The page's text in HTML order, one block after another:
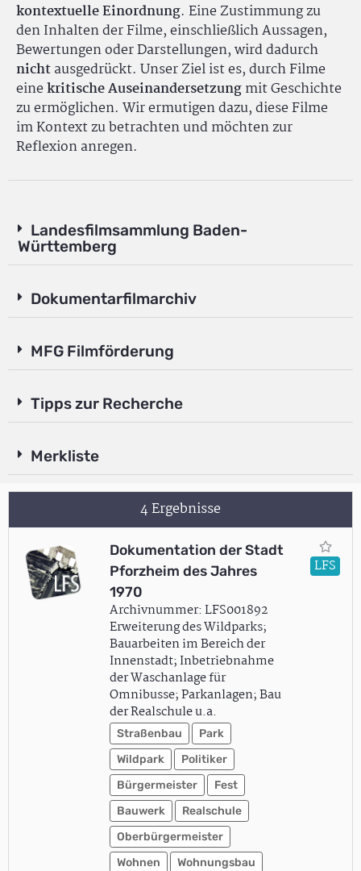
kontextuelle Einordnung. Eine Zustimmung zu
den Inhalten der Filme, einschließlich Aussagen,
Bewertungen oder Darstellungen, wird dadurch
nichtausgedrückt. Unser Ziel ist es, durch Filme
einekritische Auseinandersetzungmit Geschichte
zu ermöglichen. Wir ermutigen dazu, diese Filme
im Kontext zu betrachten und möchten zur
Reflexion anregen.
Landesfilmsammlung Baden-
Württemberg
Dokumentarfilmarchiv
MFG Filmförderung
Tipps zur Recherche
Merkliste
4 Ergebnisse
Dokumentation der Stadt
Pforzheim des Jahres
1970
Archivnummer: LFS001892
Erweiterung des Wildparks;
Bauarbeiten im Bereich der
Innenstadt; Inbetriebnahme
der Waschanlage für
Omnibusse; Parkanlagen; Bau
der Realschule u.a.
Straßenbau
Park
Wildpark
Politiker
Bürgermeister
Fest
Bauwerk
Realschule
Oberbürgermeister
Wohnen
Wohnungsbau
LFS